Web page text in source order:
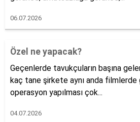
06.07.2026
Özel ne yapacak?
Geçenlerde tavukçuların başına
kaç tane şirkete aynı anda
operasyon yapılması çok...
04.07.2026